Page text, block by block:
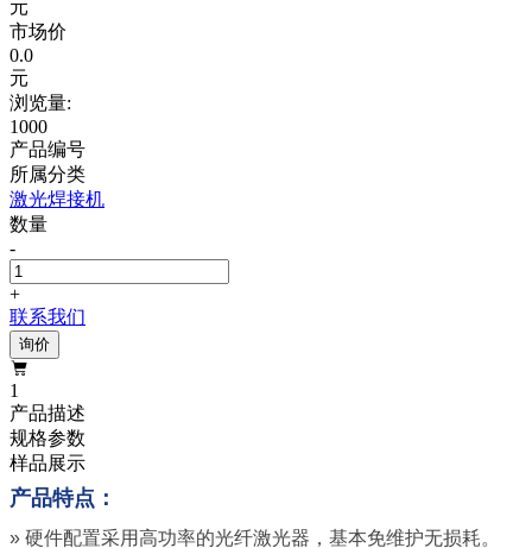
元
市场价
0.0
元
浏览量:
1000
产品编号
所属分类
激光焊接机
数量
-
+
联系我们
询价

1
产品描述
规格参数
样品展示
产品特点：
» 硬件配置采用高功率的光纤激光器，基本免维护无损耗。